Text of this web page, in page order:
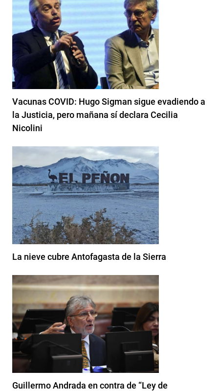
Vacunas COVID: Hugo Sigman sigue evadiendo a
la Justicia, pero mañana sí declara Cecilia
Nicolini
La nieve cubre Antofagasta de la Sierra
Guillermo Andrada en contra de “Ley de